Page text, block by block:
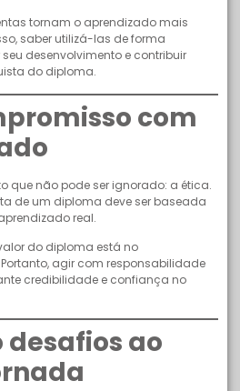
tornam o aprendizado mais
saber utilizá-las de forma
desenvolvimento e contribuir
do diploma.
com
que não pode ser ignorado: a ética.
de um diploma deve ser baseada
real.
do diploma está no
agir com responsabilidade
credibilidade e confiança no
ao